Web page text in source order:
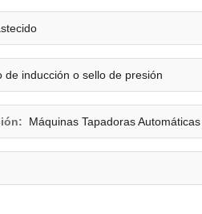
de inducción o sello de presión
Máquinas Tapadoras